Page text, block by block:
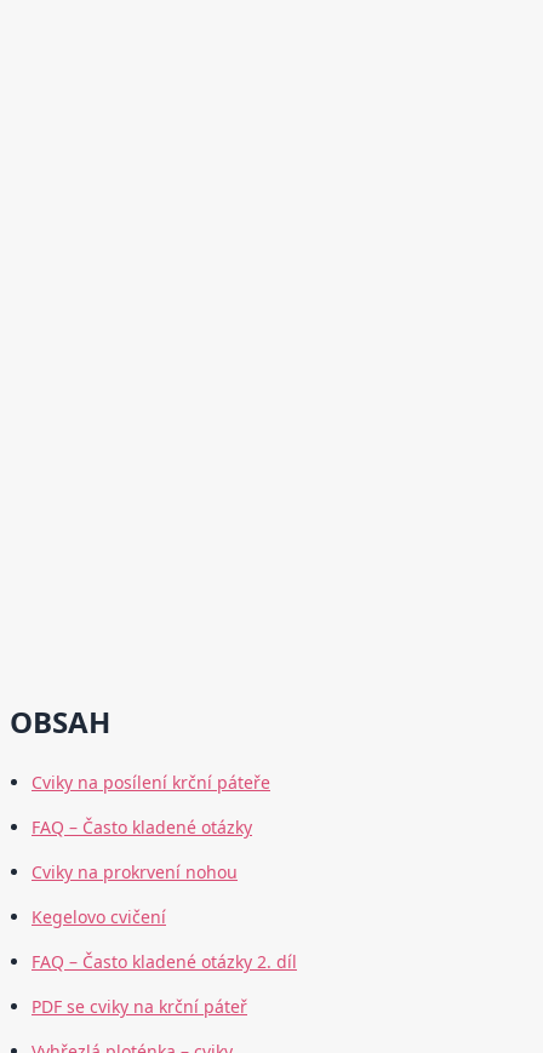
OBSAH
Cviky na posílení krční páteře
FAQ – Často kladené otázky
Cviky na prokrvení nohou
Kegelovo cvičení
FAQ – Často kladené otázky 2. díl
PDF se cviky na krční páteř